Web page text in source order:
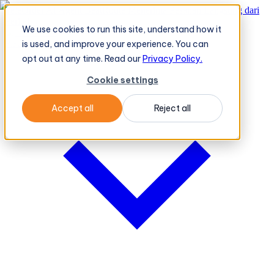
We use cookies to run this site, understand how it
is used, and improve your experience. You can
opt out at any time. Read ourPrivacy Policy.
Cookie settings
Accept all Reject all
TeleOrder AI Agent BeatRoute Menerima Pesanan Langsung dari
PlatformPlatform